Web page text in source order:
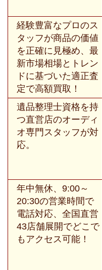
経験豊富なプロのス
タッフが商品の価値
を正確に見極め、最
新市場相場とトレン
ドに基づいた適正査
定で高額買取！
遺品整理士資格を持
つ直営店のオーディ
オ専門スタッフが対
応。
年中無休、9:00～
20:30の営業時間で
電話対応、全国直営
43店舗展開でどこで
もアクセス可能！